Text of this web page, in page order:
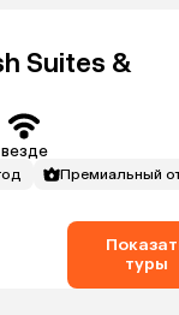
Suites &
везде
Премиальный
туры